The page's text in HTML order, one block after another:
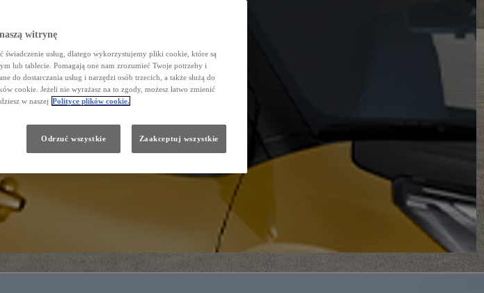
witrynę
świadczenie usług, dlatego wykorzystujemy pliki cookie, które są
lub tablecie. Pomagają one nam zrozumieć Twoje potrzeby i
do dostarczania usług i narzędzi osób trzecich, a także służą do
cookie. Jeżeli nie wyrażasz na to zgody, możesz łatwo zmienić
w naszej Polityce plików cookie.
Odrzuć wszystkie Zaakceptuj wszystkie